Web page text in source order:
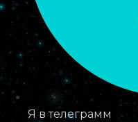
Я в телеграмм